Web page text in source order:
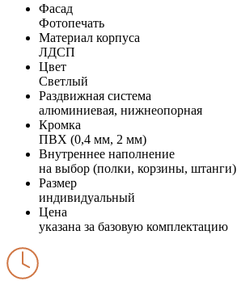
Фасад
Фотопечать
Материал корпуса
ЛДСП
Цвет
Светлый
Раздвижная система
алюминиевая, нижнеопорная
Кромка
ПВХ (0,4 мм, 2 мм)
Внутреннее наполнение
на выбор (полки, корзины, штанги)
Размер
индивидуальный
Цена
указана за базовую комплектацию